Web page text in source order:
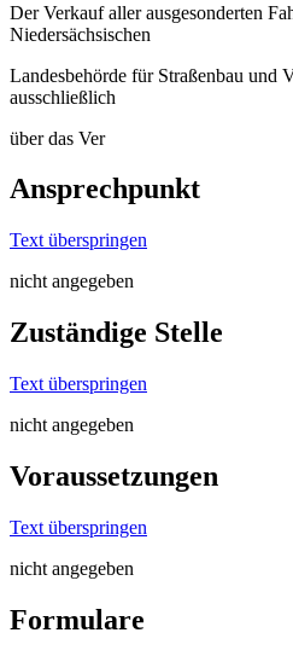
Der Verkauf aller ausgesonderten
Niedersächsischen
Landesbehörde für Straßenbau und
ausschließlich
über das Ver
Ansprechpunkt
Text überspringen
nicht angegeben
Zuständige Stelle
Text überspringen
nicht angegeben
Voraussetzungen
Text überspringen
nicht angegeben
Formulare